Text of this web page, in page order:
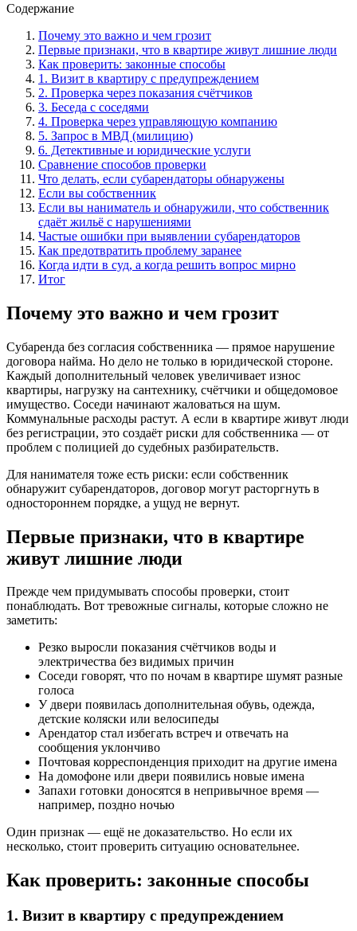
Содержание
Почему это важно и чем грозит
Первые признаки, что в квартире живут лишние люди
Как проверить: законные способы
1. Визит в квартиру с предупреждением
2. Проверка через показания счётчиков
3. Беседа с соседями
4. Проверка через управляющую компанию
5. Запрос в МВД (милицию)
6. Детективные и юридические услуги
Сравнение способов проверки
Что делать, если субарендаторы обнаружены
Если вы собственник
Если вы наниматель и обнаружили, что собственник
сдаёт жильё с нарушениями
Частые ошибки при выявлении субарендаторов
Как предотвратить проблему заранее
Когда идти в суд, а когда решить вопрос мирно
Итог
Почему это важно и чем грозит
Субаренда без согласия собственника — прямое нарушение
договора найма. Но дело не только в юридической стороне.
Каждый дополнительный человек увеличивает износ
квартиры, нагрузку на сантехнику, счётчики и общедомовое
имущество. Соседи начинают жаловаться на шум.
Коммунальные расходы растут. А если в квартире живут люди
без регистрации, это создаёт риски для собственника — от
проблем с полицией до судебных разбирательств.
Для нанимателя тоже есть риски: если собственник
обнаружит субарендаторов, договор могут расторгнуть в
одностороннем порядке, а ущуд не вернут.
Первые признаки, что в квартире
живут лишние люди
Прежде чем придумывать способы проверки, стоит
понаблюдать. Вот тревожные сигналы, которые сложно не
заметить:
Резко выросли показания счётчиков воды и
электричества без видимых причин
Соседи говорят, что по ночам в квартире шумят разные
голоса
У двери появилась дополнительная обувь, одежда,
детские коляски или велосипеды
Арендатор стал избегать встреч и отвечать на
сообщения уклончиво
Почтовая корреспонденция приходит на другие имена
На домофоне или двери появились новые имена
Запахи готовки доносятся в непривычное время —
например, поздно ночью
Один признак — ещё не доказательство. Но если их
несколько, стоит проверить ситуацию основательнее.
Как проверить: законные способы
1. Визит в квартиру с предупреждением